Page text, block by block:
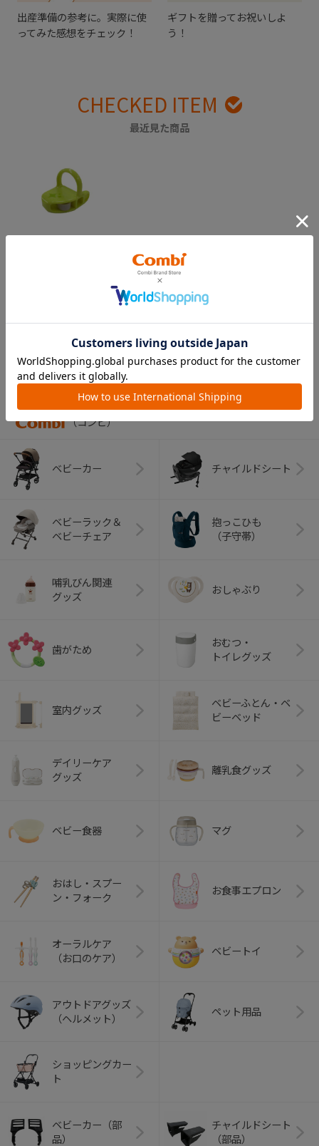
出産準備の参考に。実際に使
ってみた感想をチェック！
ギフトを贈ってお祝いしよ
う！
CHECKED ITEM
最近見た商品
CATEGORY
カテゴリー
（コンビ）
ベビーカー チャイルドシート
ベビーラック＆
ベビーチェア
抱っこひも
（子守帯）
哺乳びん関連
グッズ
おしゃぶり
歯がため
おむつ・
トイレグッズ
室内グッズ
ベビーふとん・ベ
ビーベッド
デイリーケア
グッズ
離乳食グッズ
ベビー食器 マグ
おはし・スプー
ン・フォーク
お食事エプロン
オーラルケア
（お口のケア）
ベビートイ
アウトドアグッズ
（ヘルメット）
ペット用品
ショッピングカー
ト
ベビーカー（部
品）
チャイルドシート
（部品）